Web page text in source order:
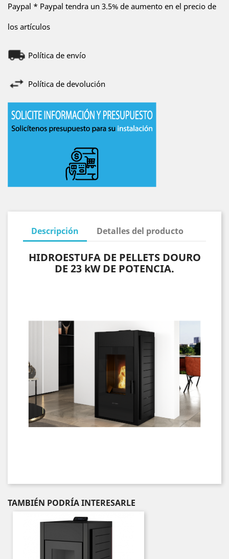
Paypal * Paypal tendra un 3.5% de aumento en el precio de
los artículos
Política de envío
Política de devolución
Descripción Detalles del producto
HIDROESTUFA DE PELLETS DOURO
DE 23 kW DE POTENCIA.
TAMBIÉN PODRÍA INTERESARLE